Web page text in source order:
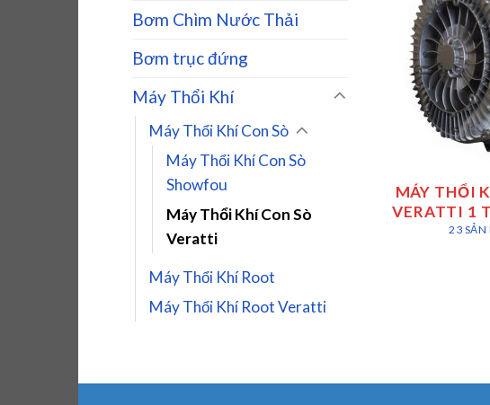
Bơm Chìm Nước Thải
Bơm trục đứng
Máy Thổi Khí
Máy Thổi Khí Con Sò
Máy Thổi Khí Con Sò
Showfou
Máy Thổi Khí Con Sò
Veratti
Máy Thổi Khí Root
Máy Thổi Khí Root Veratti
MÁY THỔI
VERATTI 1
23 SẢN